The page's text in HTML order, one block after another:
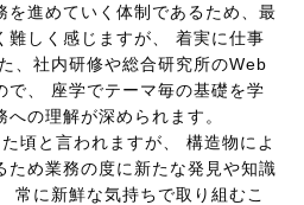
を進めていく体制であるため、最
難しく感じますが、 着実に仕事
、社内研修や総合研究所のWeb
で、 座学でテーマ毎の基礎を学
の理解が深められます。
頃と言われますが、 構造物によ
ため業務の度に新たな発見や知識
常に新鮮な気持ちで取り組むこ